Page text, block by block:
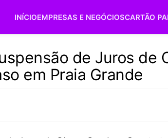
INÍCIOEMPRESAS E NEGÓCIOSCARTÃO
de Juros de
em Praia Grande